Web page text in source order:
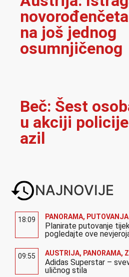
na još jednog
osumnjičenog
Beč: Šest
u akciji
azil
NAJNOVIJE
18:09 PANORAMA, PUTOVANJA
Planirate putovanje
pogledajte ove
09:55 AUSTRIJA, PANORAMA,
Adidas Superstar –
uličnog stila